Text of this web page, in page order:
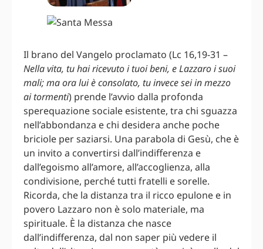
Il brano del Vangelo proclamato (Lc 16,19-31 –
Nella vita, tu hai ricevuto i tuoi beni, e Lazzaro i suoi
mali; ma ora lui è consolato, tu invece sei in mezzo
ai tormenti) prende l’avvio dalla profonda
sperequazione sociale esistente, tra chi sguazza
nell’abbondanza e chi desidera anche poche
briciole per saziarsi. Una parabola di Gesù, che è
un invito a convertirsi dall’indifferenza e
dall’egoismo all’amore, all’accoglienza, alla
condivisione, perché tutti fratelli e sorelle.
Ricorda, che la distanza tra il ricco epulone e in
povero Lazzaro non è solo materiale, ma
spirituale. È la distanza che nasce
dall’indifferenza, dal non saper più vedere il